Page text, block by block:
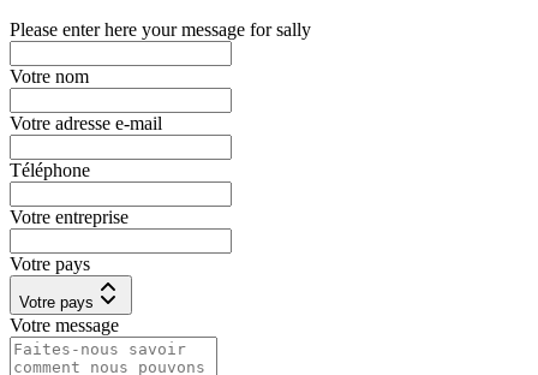
Please enter here your message for sally
Votre nom
Votre adresse e-mail
Téléphone
Votre entreprise
Votre pays
Votre pays
Votre message